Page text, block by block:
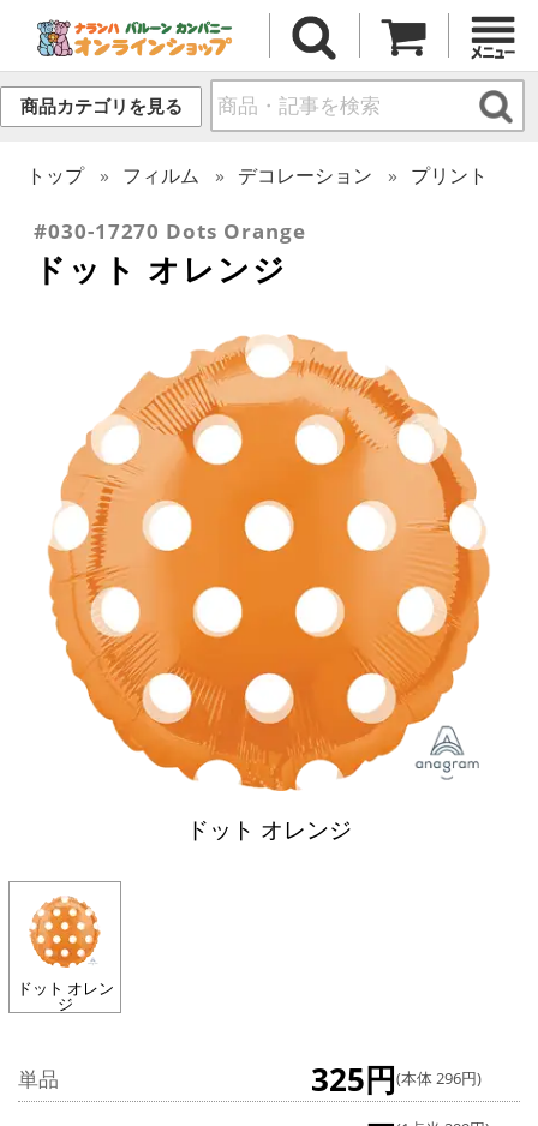
商品カテゴリを見る
トップ フィルム デコレーション プリント
#030-17270 Dots Orange
ドット オレンジ
ドット オレンジ
ドット オレン
ジ
単品 325円(本体 296円)